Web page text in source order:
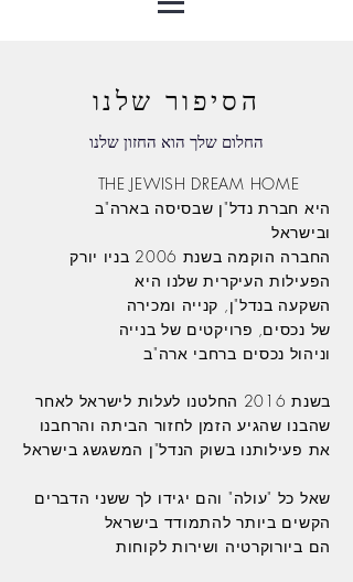
הסיפור שלנו
החלום שלך הוא החזון שלנו
THE JEWISH DREAM HOME
היא חברת נדל"ן שבסיסה בארה"ב
ובישראל
החברה הוקמה בשנת 2006 בניו יורק
הפעילות העיקרית שלנו היא
השקעה בנדל"ן, קנייה ומכירה
של נכסים, פרויקטים של בנייה
וניהול נכסים ברחבי ארה"ב
בשנת 2016 החלטנו לעלות לישראל לאחר
שהבנו שהגיע הזמן לחזור הביתה והרחבנו
את פעילותנו בשוק הנדל"ן המשגשג בישראל
שאל כל "עולה" והם יגידו לך ששני הדברים
הקשים ביותר להתמודד בישראל
הם ביורוקרטיה ושירות לקוחות